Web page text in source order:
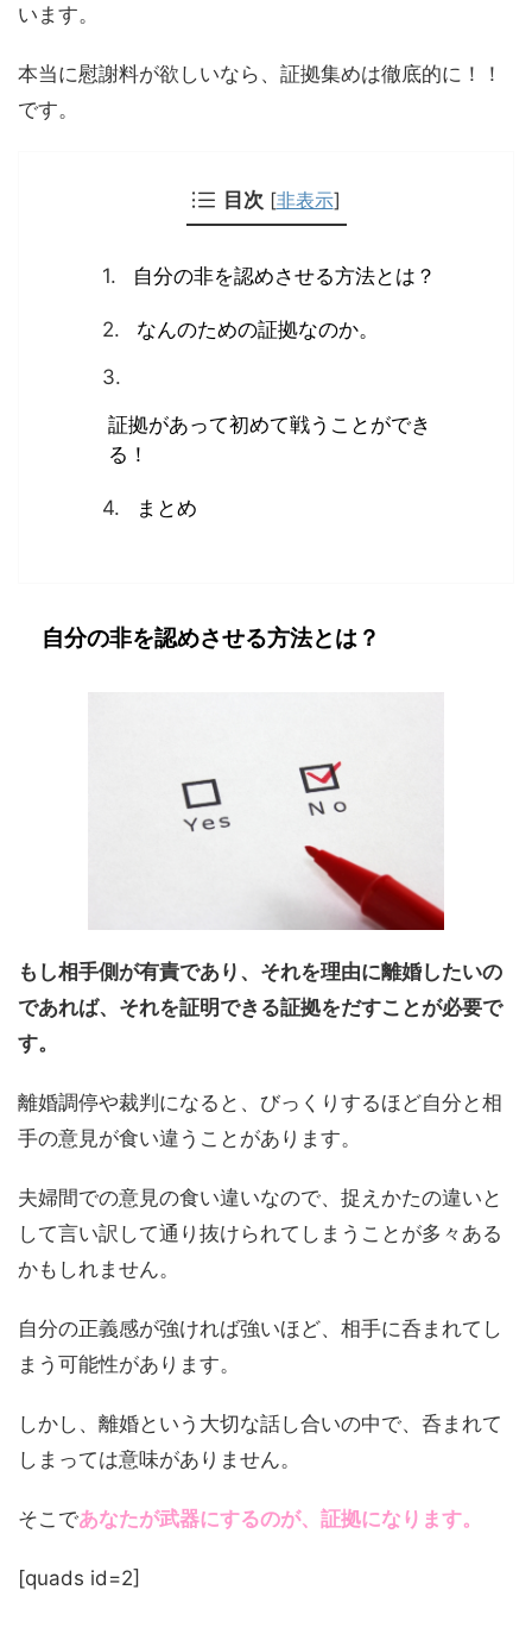
います。
本当に慰謝料が欲しいなら、証拠集めは徹底的に！！
です。
目次 [非表示]
自分の非を認めさせる方法とは？
なんのための証拠なのか。
証拠があって初めて戦うことができ
る！
まとめ
自分の非を認めさせる方法とは？
もし相手側が有責であり、それを理由に離婚したいの
であれば、それを証明できる証拠をだすことが必要で
す。
離婚調停や裁判になると、びっくりするほど自分と相
手の意見が食い違うことがあります。
夫婦間での意見の食い違いなので、捉えかたの違いと
して言い訳して通り抜けられてしまうことが多々ある
かもしれません。
自分の正義感が強ければ強いほど、相手に呑まれてし
まう可能性があります。
しかし、離婚という大切な話し合いの中で、呑まれて
しまっては意味がありません。
そこであなたが武器にするのが、証拠になります。
[quads id=2]